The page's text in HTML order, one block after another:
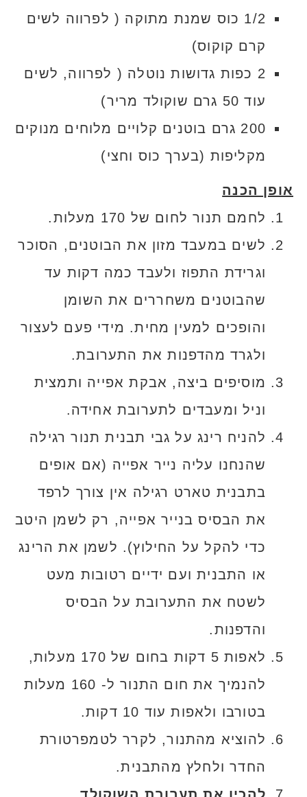
1/2 כוס שמנת מתוקה ( לפרווה לשים
קרם קוקוס)
2 כפות גדושות נוטלה ( לפרווה, לשים
עוד 50 גרם שוקולד מריר)
200 גרם בוטנים קלויים מלוחים מנוקים
מקליפות (בערך כוס וחצי)
אופן הכנה
לחמם תנור לחום של 170 מעלות.
לשים במעבד מזון את הבוטנים, הסוכר
וגרידת התפוז ולעבד כמה דקות עד
שהבוטנים משחררים את השומן
והופכים למעין מחית. מידי פעם לעצור
ולגרד מהדפנות את התערובת.
מוסיפים ביצה, אבקת אפייה ותמצית
וניל ומעבדים לתערובת אחידה.
להניח רינג על גבי תבנית תנור רגילה
שהנחנו עליה נייר אפייה (אם אופים
בתבנית טארט רגילה אין צורך לרפד
את הבסיס בנייר אפייה, רק לשמן היטב
כדי להקל על החילוץ). לשמן את הרינג
או התבנית ועם ידיים רטובות מעט
לשטח את התערובת על הבסיס
והדפנות.
לאפות 5 דקות בחום של 170 מעלות,
להנמיך את חום התנור ל- 160 מעלות
בטורבו ולאפות עוד 10 דקות.
להוציא מהתנור, לקרר לטמפרטורת
החדר ולחלץ מהתבנית.